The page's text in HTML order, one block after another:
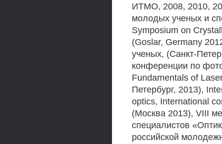
ИТМО, 2008, 2010,
молодых ученых и
Symposium on
(Goslar, Germany
ученых, (Санкт-
конференции по
Fundamentals of
Петербург, 2013),
optics, International
(Москва 2013), VIII
специалистов
российской